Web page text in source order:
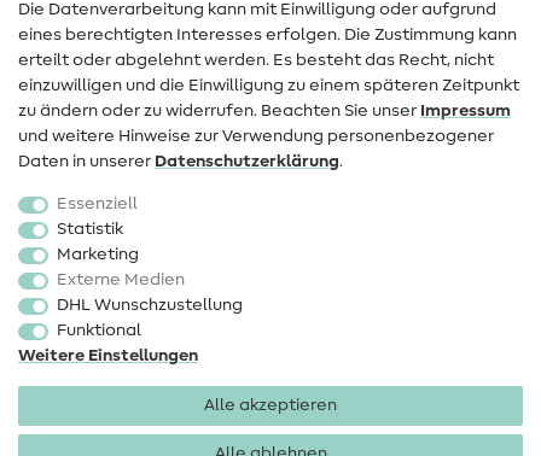
Widerrufsrecht
Beliebt
Stoffe
Sale
Schnittmuster
Die Datenverarbeitung kann mit Einwilligung oder aufgrund
eines berechtigten Interesses erfolgen. Die Zustimmung kann
erteilt oder abgelehnt werden. Es besteht das Recht, nicht
einzuwilligen und die Einwilligung zu einem späteren Zeitpunkt
zu ändern oder zu widerrufen. Beachten Sie unser Impressum
und weitere Hinweise zur Verwendung personenbezogener
Daten in unserer Daten­schutz­erklärung.
Essenziell
Statistik
Marketing
Externe Medien
DHL Wunschzustellung
Funktional
Weitere Einstellungen
Alle akzeptieren
Impressum Datenschutz
AGB